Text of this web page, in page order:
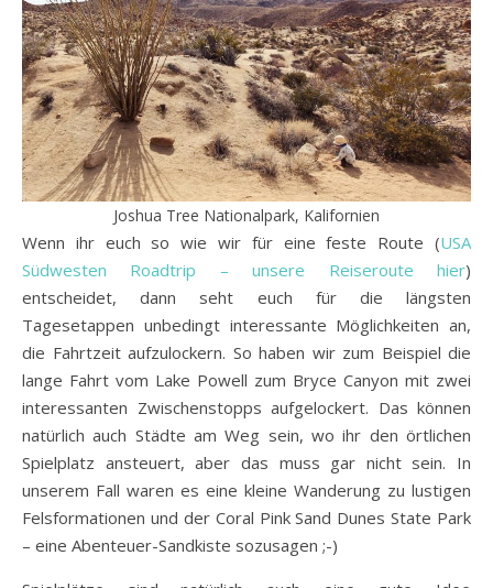
Joshua Tree Nationalpark, Kalifornien
Wenn ihr euch so wie wir für eine feste Route (USA
Südwesten Roadtrip – unsere Reiseroute hier)
entscheidet, dann seht euch für die längsten
Tagesetappen unbedingt interessante Möglichkeiten an,
die Fahrtzeit aufzulockern. So haben wir zum Beispiel die
lange Fahrt vom Lake Powell zum Bryce Canyon mit zwei
interessanten Zwischenstopps aufgelockert. Das können
natürlich auch Städte am Weg sein, wo ihr den örtlichen
Spielplatz ansteuert, aber das muss gar nicht sein. In
unserem Fall waren es eine kleine Wanderung zu lustigen
Felsformationen und der Coral Pink Sand Dunes State Park
– eine Abenteuer-Sandkiste sozusagen ;-)